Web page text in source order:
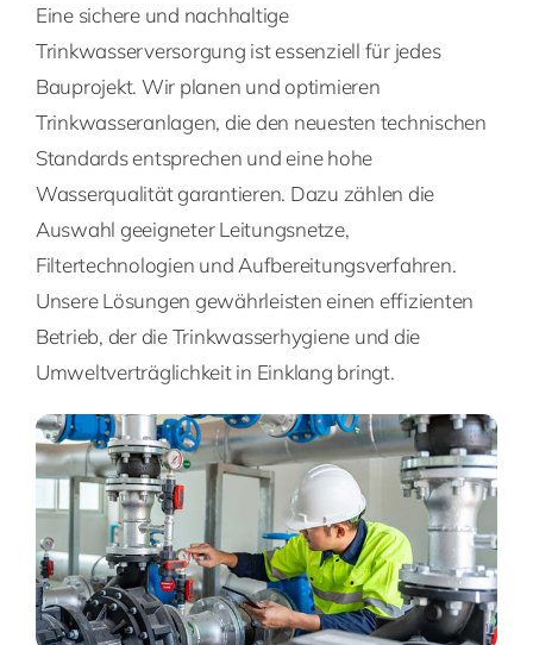
Eine sichere und nachhaltige
Trinkwasserversorgung ist essenziell für jedes
Bauprojekt. Wir planen und optimieren
Trinkwasseranlagen, die den neuesten technischen
Standards entsprechen und eine hohe
Wasserqualität garantieren. Dazu zählen die
Auswahl geeigneter Leitungsnetze,
Filtertechnologien und Aufbereitungsverfahren.
Unsere Lösungen gewährleisten einen effizienten
Betrieb, der die Trinkwasserhygiene und die
Umweltverträglichkeit in Einklang bringt.